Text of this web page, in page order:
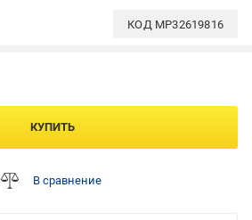
КОД MP32619816
КУПИТЬ
В сравнение